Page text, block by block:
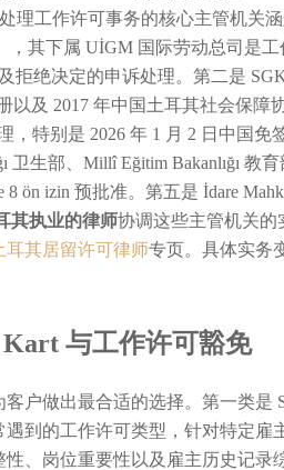
理工作许可事务的核心主管机关
），其下属 UİGM 国际劳动总司是
绝决定的申诉处理。第二是
以及 2017 年中国土耳其社会保障
，特别是 2026 年 1 月 2 日中国免
卫生部、Millî Eğitim Bakanlığı 教
ön izin 预批准。第五是 İdare
其执业的律师协调这些主管机关的
耳其居留许可律师专页。具体实务
与工作许可豁免
户做出最合适的选择。第一类是
遇到的工作许可类型，针对特定雇
、岗位重要性以及雇主历史记录